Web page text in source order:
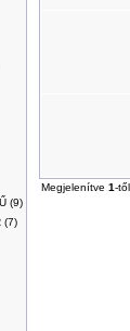
(9)
(7)
Megjelenítve 1-től